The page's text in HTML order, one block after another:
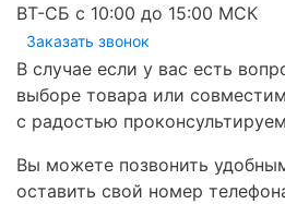
ВТ-СБ с 10:00 до 15:00 МСК
Заказать звонок
В случае если у вас есть
выборе товара или
с радостью
Вы можете позвонить
оставить свой номер